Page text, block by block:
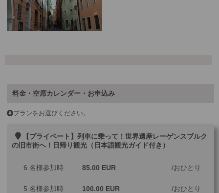
料金・空席カレンダー・お申込み
プランをお選びください。
【プライベート】列車に乗って！世界遺産レーゲンスブルク
の旧市街へ！日帰り観光（日本語観光ガイド付き）
6 名様参加時 85.00 EUR おひとり
5 名様参加時 100.00 EUR おひとり